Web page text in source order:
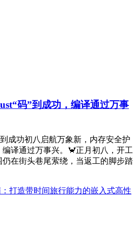
码”到成功，编译通过万事
成功初八启航万象新，内存安全护
译通过万事兴。🦀正月初八，开工
在街头巷尾萦绕，当返工的脚步踏